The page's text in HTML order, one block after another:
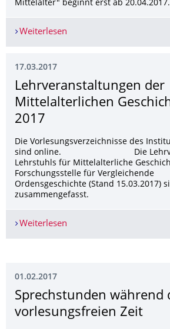
Mittelalter" beginnt erst ab 20.04.2017.
Weiterlesen
17.03.2017
Lehrveranstaltun­gen der
Mittelalterlichen
2017
Die Vorlesungsverzeichnisse des
sind online. Die
Lehrstuhls für Mittelalterliche
Forschungsstelle für Vergleichende
Ordensgeschichte (Stand 15.03.2017)
zusammengefasst.
Weiterlesen
01.02.2017
Sprechstunden während
vorlesungs­freien Zeit